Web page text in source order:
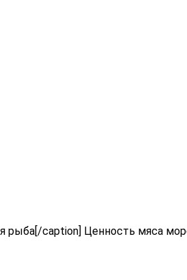
рыба[/caption] Ценность мяса